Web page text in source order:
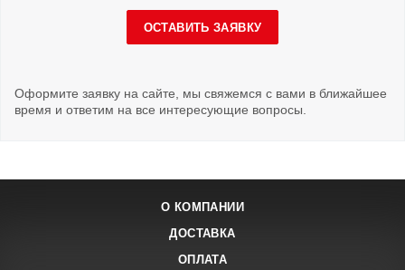
ОСТАВИТЬ ЗАЯВКУ
Оформите заявку на сайте, мы свяжемся с вами в ближайшее
время и ответим на все интересующие вопросы.
О КОМПАНИИ
ДОСТАВКА
ОПЛАТА